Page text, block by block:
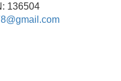
136504